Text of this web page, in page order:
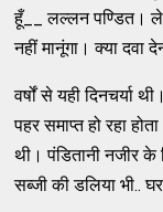
हूँ__ लल्लन पण्डित।
नहीं मानूंगा। क्या दवा
वर्षों से यही दिनचर्या
पहर समाप्त हो रहा
थी। पंडितानी नजीर
सब्जी की डलिया भी..